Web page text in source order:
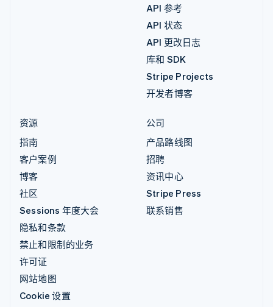
API 参考
API 状态
API 更改日志
库和 SDK
Stripe Projects
开发者博客
资源
指南
客户案例
博客
社区
Sessions 年度大会
隐私和条款
禁止和限制的业务
许可证
网站地图
Cookie 设置
公司
产品路线图
招聘
资讯中心
Stripe Press
联系销售